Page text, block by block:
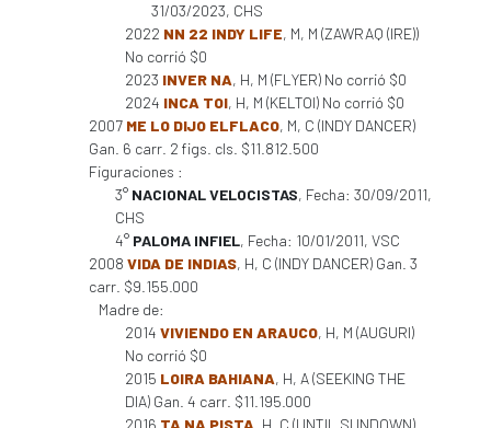
31/03/2023, CHS
2022 NN 22 INDY LIFE, M, M (ZAWRAQ (IRE))
No corrió $0
2023 INVER NA, H, M (FLYER) No corrió $0
2024 INCA TOI, H, M (KELTOI) No corrió $0
2007 ME LO DIJO ELFLACO, M, C (INDY DANCER)
Gan. 6 carr. 2 figs. cls. $11.812.500
Figuraciones :
3° NACIONAL VELOCISTAS, Fecha: 30/09/2011,
CHS
4° PALOMA INFIEL, Fecha: 10/01/2011, VSC
2008 VIDA DE INDIAS, H, C (INDY DANCER) Gan. 3
carr. $9.155.000
Madre de:
2014 VIVIENDO EN ARAUCO, H, M (AUGURI)
No corrió $0
2015 LOIRA BAHIANA, H, A (SEEKING THE
DIA) Gan. 4 carr. $11.195.000
2016 TA NA PISTA , H, C (UNTIL SUNDOWN)